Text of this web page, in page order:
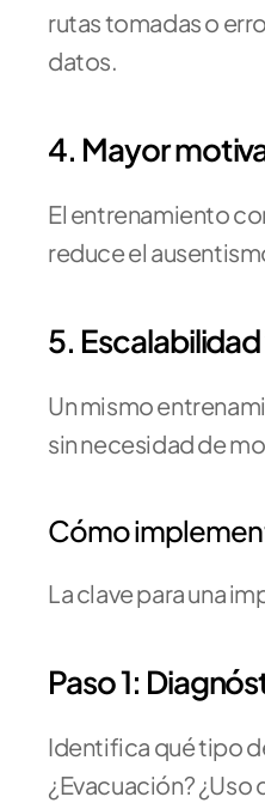
rutas tomadas o
datos.
4. Mayor
El entrenamiento
reduce el
5.
Un mismo
sin necesidad de
Cómo
La clave para una
Paso 1:
Identifica qué tipo
¿Evacuación?